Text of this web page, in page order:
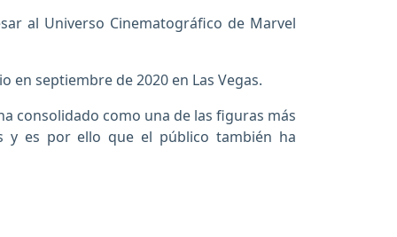
al Universo Cinematográfico de Marvel
septiembre de 2020 en Las Vegas.
consolidado como una de las figuras más
y es por ello que el público también ha